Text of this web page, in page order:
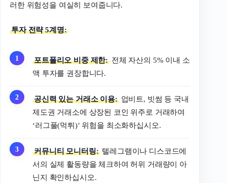
러한 위험성을 여실히 보여줍니다.
투자 전략 5계명:
포트폴리오 비중 제한: 전체 자산의 5% 이내 소
액 투자를 권장합니다.
공신력 있는 거래소 이용:업비트, 빗썸 등 국내
제도권 거래소에 상장된 코인 위주로 거래하여
‘러그풀(먹튀)’ 위험을 최소화하십시오.
커뮤니티 모니터링: 텔레그램이나 디스코드에
서의 실제 활동량을 체크하여 허위 거래량이 아
닌지 확인하십시오.